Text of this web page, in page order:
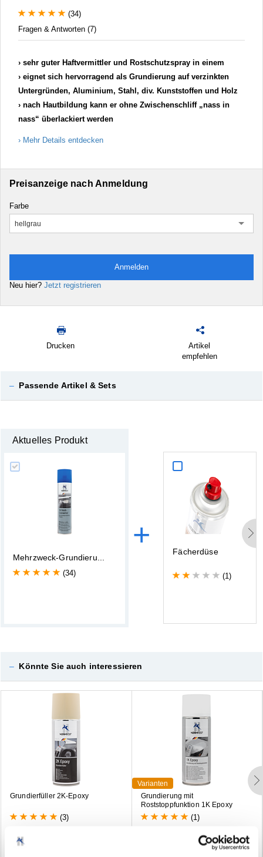
(34)
Fragen & Antworten (7)
sehr guter Haftvermittler und Rostschutzspray in einem
eignet sich hervorragend als Grundierung auf verzinkten
Untergründen, Aluminium, Stahl, div. Kunststoffen und Holz
nach Hautbildung kann er ohne Zwischenschliff „nass in
nass“ überlackiert werden
Mehr Details entdecken
Preisanzeige nach Anmeldung
Farbe
hellgrau
Anmelden
Neu hier? Jetzt registrieren
Drucken
Artikel
empfehlen
– Passende Artikel & Sets
Aktuelles Produkt
Mehrzweck-Grundieru
(34)
+ Fächerdüse
(1)
– Könnte Sie auch interessieren
Grundierfü er 2 K-Epoxy
(3)
Varianten
Grundierung mit
Roststoppfunktion 1 K Epoxy
(1)